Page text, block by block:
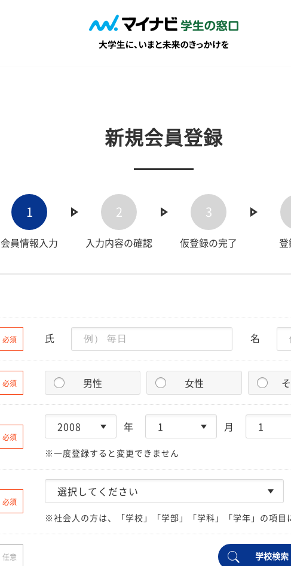
新規会員登録
1
会員情報入力
2
入力内容の確認
3
仮登録の完了 登
必須 氏 名
必須 男性 女性
必須
年 月
※一度登録すると変更できません
必須
※社会人の方は、「学校」「学部」「学科」「学年」の項目
任意 学校検索